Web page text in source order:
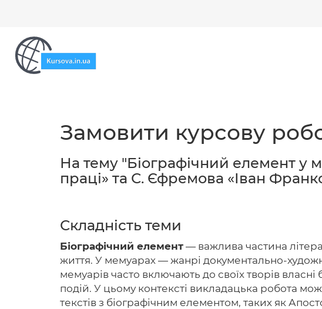
Замовити курсову
На тему "Біографічний елемент у
праці» та С. Єфремова «Іван
Складність теми
Біографічний елемент — важлива частина
життя. У мемуарах — жанрі документально-
мемуарів часто включають до своїх творів
подій. У цьому контексті викладацька робота
текстів з біографічним елементом, таких як